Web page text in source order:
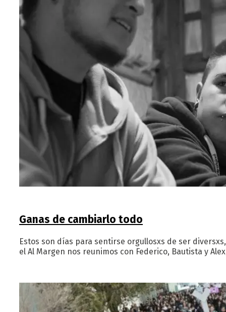
Ganas de cambiarlo todo
Estos son días para sentirse orgullosxs de ser
el Al Margen nos reunimos con Federico, Bautista y